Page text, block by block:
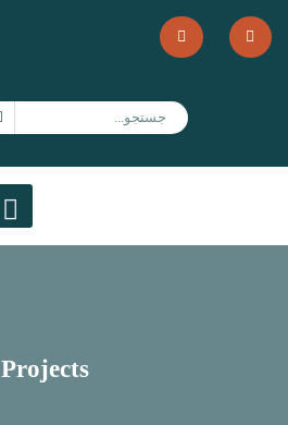
Projects